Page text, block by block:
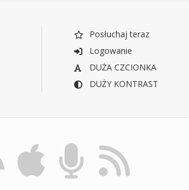
Posłuchaj teraz
Logowanie
DUŻA CZCIONKA
DUŻY KONTRAST